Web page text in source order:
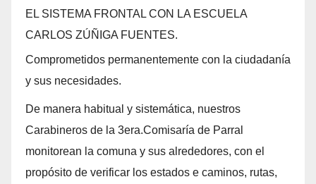
EL SISTEMA FRONTAL CON LA ESCUELA
CARLOS ZÚÑIGA FUENTES.
Comprometidos permanentemente con la ciudadanía
y sus necesidades.
De manera habitual y sistemática, nuestros
Carabineros de la 3era.Comisaría de Parral
monitorean la comuna y sus alrededores, con el
propósito de verificar los estados e caminos, rutas,